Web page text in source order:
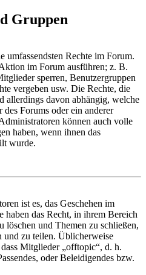
Gruppen
umfassendsten Rechte im Forum.
im Forum ausführen; z. B.
sperren, Benutzergruppen
vergeben usw. Die Rechte, die
allerdings davon abhängig, welche
Forums oder ein anderer
können auch volle
haben, wenn ihnen das
wurde.
ist es, das Geschehen im
haben das Recht, in ihrem Bereich
löschen und Themen zu schließen,
und zu teilen. Üblicherweise
Mitglieder „offtopic“, d. h.
oder Beleidigendes bzw.